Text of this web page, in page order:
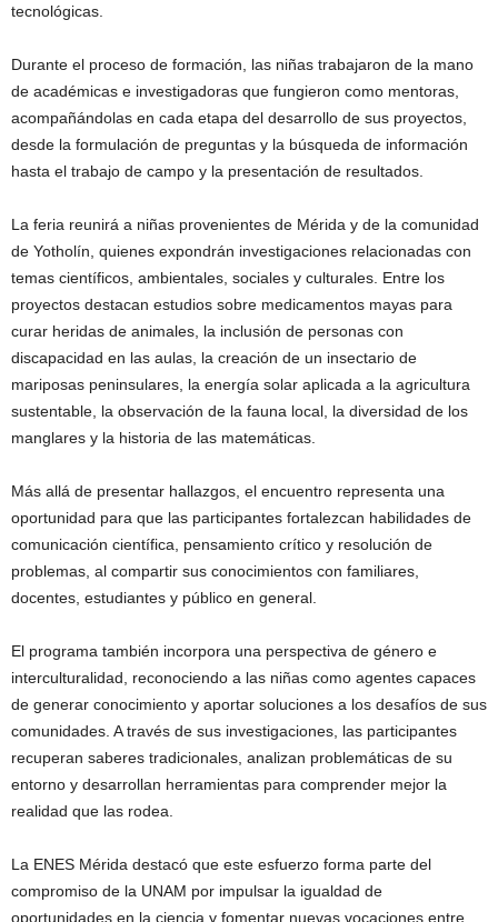
tecnológicas.
Durante el proceso de formación, las niñas trabajaron de la mano
de académicas e investigadoras que fungieron como mentoras,
acompañándolas en cada etapa del desarrollo de sus proyectos,
desde la formulación de preguntas y la búsqueda de información
hasta el trabajo de campo y la presentación de resultados.
La feria reunirá a niñas provenientes de Mérida y de la comunidad
de Yotholín, quienes expondrán investigaciones relacionadas con
temas científicos, ambientales, sociales y culturales. Entre los
proyectos destacan estudios sobre medicamentos mayas para
curar heridas de animales, la inclusión de personas con
discapacidad en las aulas, la creación de un insectario de
mariposas peninsulares, la energía solar aplicada a la agricultura
sustentable, la observación de la fauna local, la diversidad de los
manglares y la historia de las matemáticas.
Más allá de presentar hallazgos, el encuentro representa una
oportunidad para que las participantes fortalezcan habilidades de
comunicación científica, pensamiento crítico y resolución de
problemas, al compartir sus conocimientos con familiares,
docentes, estudiantes y público en general.
El programa también incorpora una perspectiva de género e
interculturalidad, reconociendo a las niñas como agentes capaces
de generar conocimiento y aportar soluciones a los desafíos de sus
comunidades. A través de sus investigaciones, las participantes
recuperan saberes tradicionales, analizan problemáticas de su
entorno y desarrollan herramientas para comprender mejor la
realidad que las rodea.
La ENES Mérida destacó que este esfuerzo forma parte del
compromiso de la UNAM por impulsar la igualdad de
oportunidades en la ciencia y fomentar nuevas vocaciones entre